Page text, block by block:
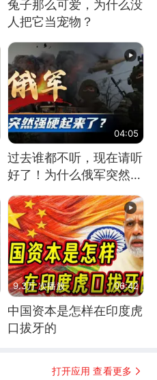
兔子那么可爱，为什么没
人把它当宠物？
04:05
过去谁都不听，现在请听
好了！为什么俄军突然强
9.3万 次播放 06:42
中国资本是怎样在印度虎
口拔牙的
打开应用 查看更多